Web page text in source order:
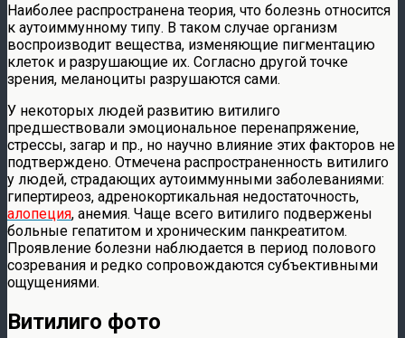
Наиболее распространена теория, что болезнь относится
к аутоиммунному типу. В таком случае организм
воспроизводит вещества, изменяющие пигментацию
клеток и разрушающие их. Согласно другой точке
зрения, меланоциты разрушаются сами.
У некоторых людей развитию витилиго
предшествовали эмоциональное перенапряжение,
стрессы, загар и пр., но научно влияние этих факторов не
подтверждено. Отмечена распространенность витилиго
у людей, страдающих аутоиммунными заболеваниями:
гипертиреоз, адренокортикальная недостаточность,
алопеция, анемия. Чаще всего витилиго подвержены
больные гепатитом и хроническим панкреатитом.
Проявление болезни наблюдается в период полового
созревания и редко сопровождаются субъективными
ощущениями.
Витилиго фото